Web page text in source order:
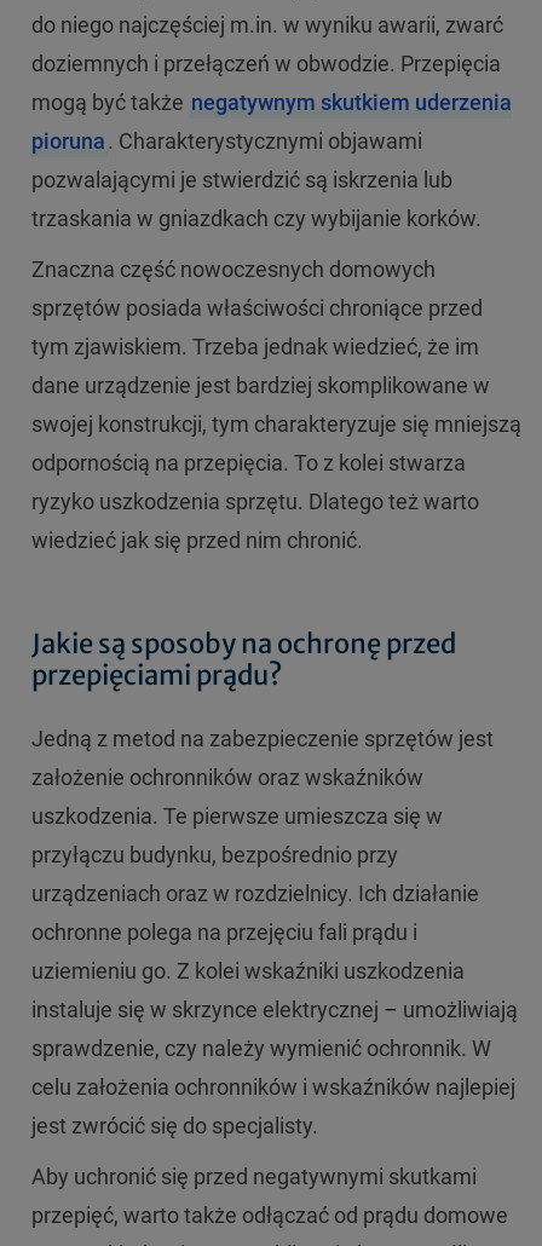
do niego najczęściej m.in. w wyniku awarii, zwarć
doziemnych i przełączeń w obwodzie. Przepięcia
mogą być także negatywnym skutkiem uderzenia
pioruna. Charakterystycznymi objawami
pozwalającymi je stwierdzić są iskrzenia lub
trzaskania w gniazdkach czy wybijanie korków.
Znaczna część nowoczesnych domowych
sprzętów posiada właściwości chroniące przed
tym zjawiskiem. Trzeba jednak wiedzieć, że im
dane urządzenie jest bardziej skomplikowane w
swojej konstrukcji, tym charakteryzuje się mniejszą
odpornością na przepięcia. To z kolei stwarza
ryzyko uszkodzenia sprzętu. Dlatego też warto
wiedzieć jak się przed nim chronić.
Jakie są sposoby na ochronę przed
przepięciami prądu?
Jedną z metod na zabezpieczenie sprzętów jest
założenie ochronników oraz wskaźników
uszkodzenia. Te pierwsze umieszcza się w
przyłączu budynku, bezpośrednio przy
urządzeniach oraz w rozdzielnicy. Ich działanie
ochronne polega na przejęciu fali prądu i
uziemieniu go. Z kolei wskaźniki uszkodzenia
instaluje się w skrzynce elektrycznej – umożliwiają
sprawdzenie, czy należy wymienić ochronnik. W
celu założenia ochronników i wskaźników najlepiej
jest zwrócić się do specjalisty.
Aby uchronić się przed negatywnymi skutkami
przepięć, warto także odłączać od prądu domowe